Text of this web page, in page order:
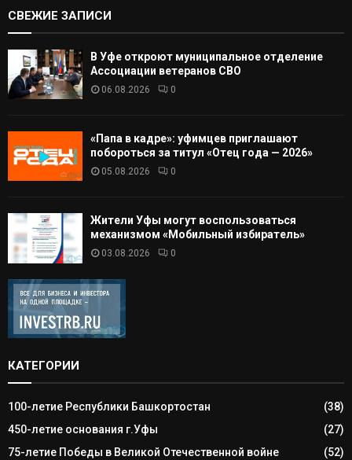
СВЕЖИЕ ЗАПИСИ
В Уфе откроют муниципальное отделение
Ассоциации ветеранов СВО
06.08.2026 0
«Папа в кадре»: уфимцев приглашают
побороться за титул «Отец года — 2026»
05.08.2026 0
Жители Уфы могут воспользоваться
механизмом «Мобильный избиратель»
03.08.2026 0
КАТЕГОРИИ
100-летие Республики Башкортостан
(38)
450-летие основания г.Уфы
(27)
75-летие Победы в Великой Отечественной войне
(52)